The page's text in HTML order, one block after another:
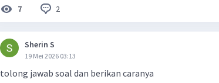
7 2
Sherin S
19 Mei 2026 03:13
tolong jawab soal dan berikan caranya